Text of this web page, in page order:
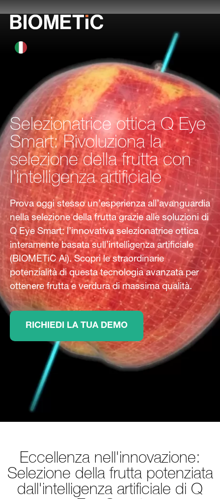
Selezionatrice ottica Q Eye
Smart: Rivoluziona la
selezione della frutta con
l'intelligenza artificiale
Prova oggi stesso un’esperienza all’avanguardia
nella selezione della frutta grazie alle soluzioni di
Q Eye Smart: l’innovativa selezionatrice ottica
interamente basata sull’intelligenza artificiale
(BIOMETiC Ai). Scopri le straordinarie
potenzialità di questa tecnologia avanzata per
ottenere frutta e verdura di massima qualità.
RICHIEDI LA TUA DEMO
Eccellenza nell'innovazione:
Selezione della frutta potenziata
dall'intelligenza artificiale di Q